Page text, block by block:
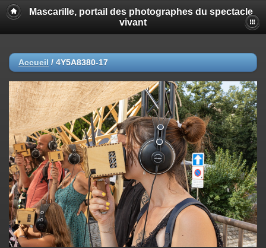
Mascarille, portail des photographes du spectacle
vivant
Accueil / 4Y5A8380-17